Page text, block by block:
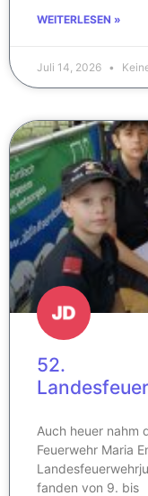
WEITERLESEN »
Juli 14, 2026
52.
Auch heuer nahm
Feuerwehr Maria
fanden von 9. bis